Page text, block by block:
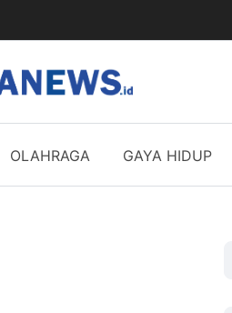
OLAHRAGA GAYA HIDUP